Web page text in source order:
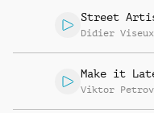
Street
Didier Viseux
Make it
Viktor Petrov